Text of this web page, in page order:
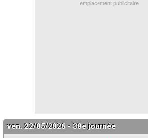
emplacement publicitaire
ven. 22/05/2026 - 38e journée